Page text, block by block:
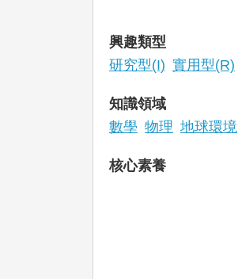
興趣類型
研究型(I) 實用型(R)
知識領域
數學 物理 地球環境
核心素養